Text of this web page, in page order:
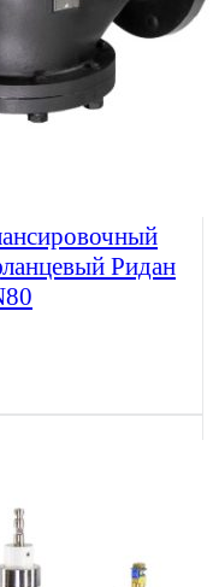
Ридан